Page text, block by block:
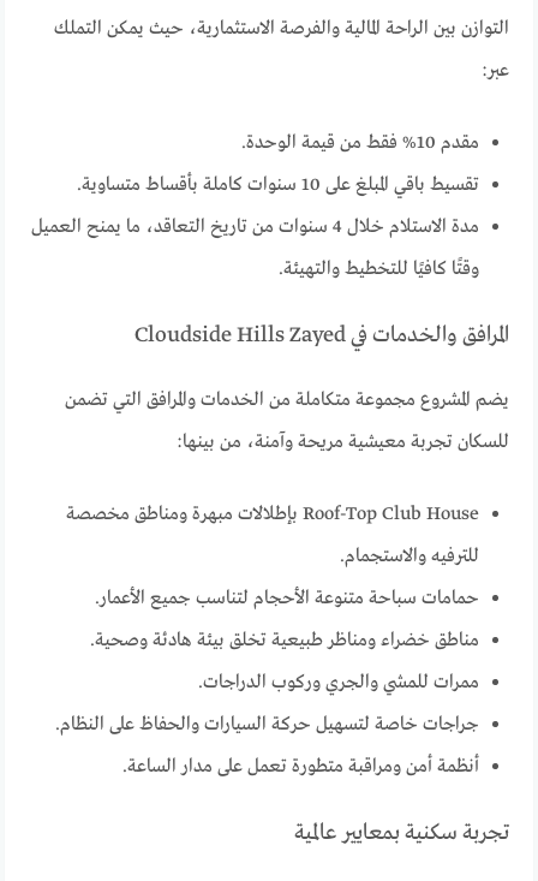
التوازن بين الراحة المالية والفرصة الاستثمارية، حيث يمكن التملك
عبر:
مقدم 10% فقط من قيمة الوحدة.
تقسيط باقي المبلغ على 10 سنوات كاملة بأقساط متساوية.
مدة الاستلام خلال 4 سنوات من تاريخ التعاقد، ما يمنح العميل
وقتًا كافيًا للتخطيط والتهيئة.
المرافق والخدمات في Cloudside Hills Zayed
يضم المشروع مجموعة متكاملة من الخدمات والمرافق التي تضمن
للسكان تجربة معيشية مريحة وآمنة، من بينها:
Roof-Top Club House بإطلالات مبهرة ومناطق مخصصة
للترفيه والاستجمام.
حمامات سباحة متنوعة الأحجام لتناسب جميع الأعمار.
مناطق خضراء ومناظر طبيعية تخلق بيئة هادئة وصحية.
ممرات للمشي والجري وركوب الدراجات.
جراجات خاصة لتسهيل حركة السيارات والحفاظ على النظام.
أنظمة أمن ومراقبة متطورة تعمل على مدار الساعة.
تجربة سكنية بمعايير عالمية